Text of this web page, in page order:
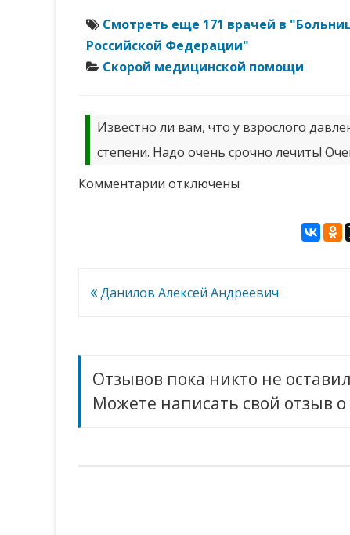
Смотреть еще 171 врачей в
Российской Федерации"
Скорой медицинской помощи
Известно ли вам, что у взрослого
степени. Надо очень срочно лечить!
Комментарии котключены
Навигация
Данилов Алексей Андреевич
Отзывов пока никто не
Можете написать свой отзыв